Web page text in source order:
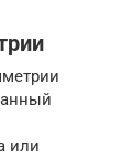
или